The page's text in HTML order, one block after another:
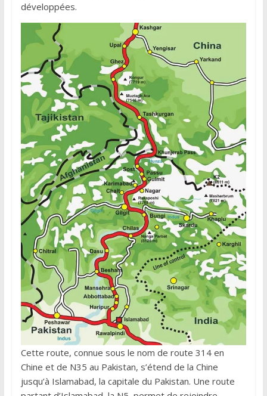
développées.
Cette route, connue sous le nom de route 314 en
Chine et de N35 au Pakistan, s’étend de la Chine
jusqu’à Islamabad, la capitale du Pakistan. Une route